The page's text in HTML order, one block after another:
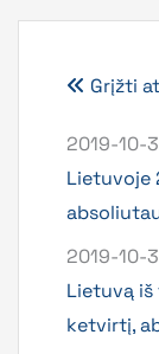
Grįžti
2019-10-
Lietuvoje
2019-10-
Lietuvą iš
ketvirtį,